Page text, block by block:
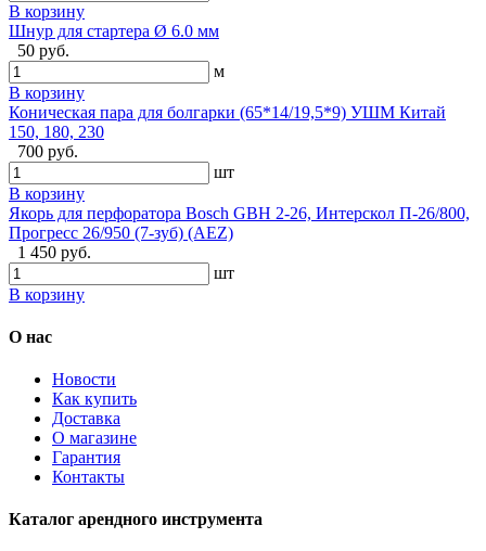
В корзину
Шнур для стартера Ø 6.0 мм
50 руб.
м
В корзину
Коническая пара для болгарки (65*14/19,5*9) УШМ Китай
150, 180, 230
700 руб.
шт
В корзину
Якорь для перфоратора Bosch GBH 2-26, Интерскол П-26/800,
Прогресс 26/950 (7-зуб) (AEZ)
1 450 руб.
шт
В корзину
О нас
Новости
Как купить
Доставка
О магазине
Гарантия
Контакты
Каталог арендного инструмента